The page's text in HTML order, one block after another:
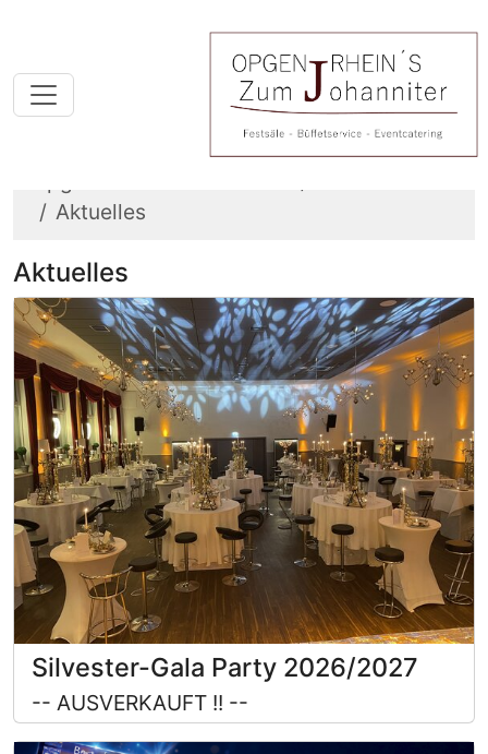
Aktuelles
Aktuelles
Silvester-Gala Party 2026/2027
-- AUSVERKAUFT !! --